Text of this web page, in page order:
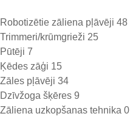
Robotizētie zāliena pļāvēji 48
Trimmeri/krūmgrieži 25
Pūtēji 7
Ķēdes zāģi 15
Zāles pļāvēji 34
Dzīvžoga šķēres 9
Zāliena uzkopšanas tehnika 0